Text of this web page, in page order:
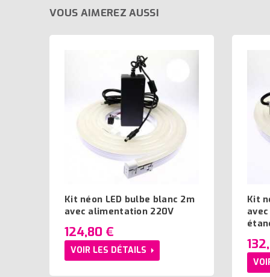
VOUS AIMEREZ AUSSI
Kit néon LED bulbe blanc 2m
avec alimentation 220V
124,80 €
VOIR LES DÉTAILS
Kit